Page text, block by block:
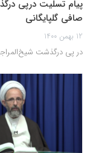
پیام تسلیت درپی
صافی گلپایگانی
12 بهمن 1400
در پی درگذشت